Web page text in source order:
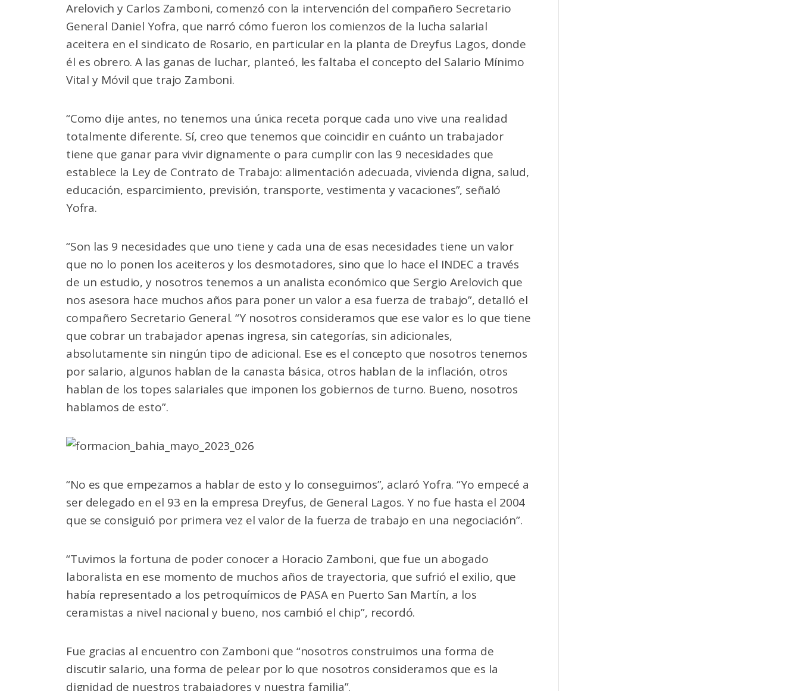
Arelovich y Carlos Zamboni, comenzó con la intervención del compañero Secretario
General Daniel Yofra, que narró cómo fueron los comienzos de la lucha salarial
aceitera en el sindicato de Rosario, en particular en la planta de Dreyfus Lagos, donde
él es obrero. A las ganas de luchar, planteó, les faltaba el concepto del Salario Mínimo
Vital y Móvil que trajo Zamboni.
“Como dije antes, no tenemos una única receta porque cada uno vive una realidad
totalmente diferente. Sí, creo que tenemos que coincidir en cuánto un trabajador
tiene que ganar para vivir dignamente o para cumplir con las 9 necesidades que
establece la Ley de Contrato de Trabajo: alimentación adecuada, vivienda digna, salud,
educación, esparcimiento, previsión, transporte, vestimenta y vacaciones”, señaló
Yofra.
“Son las 9 necesidades que uno tiene y cada una de esas necesidades tiene un valor
que no lo ponen los aceiteros y los desmotadores, sino que lo hace el INDEC a través
de un estudio, y nosotros tenemos a un analista económico que Sergio Arelovich que
nos asesora hace muchos años para poner un valor a esa fuerza de trabajo”, detalló el
compañero Secretario General. “Y nosotros consideramos que ese valor es lo que tiene
que cobrar un trabajador apenas ingresa, sin categorías, sin adicionales,
absolutamente sin ningún tipo de adicional. Ese es el concepto que nosotros tenemos
por salario, algunos hablan de la canasta básica, otros hablan de la inflación, otros
hablan de los topes salariales que imponen los gobiernos de turno. Bueno, nosotros
hablamos de esto”.
“No es que empezamos a hablar de esto y lo conseguimos”, aclaró Yofra. “Yo empecé a
ser delegado en el 93 en la empresa Dreyfus, de General Lagos. Y no fue hasta el 2004
que se consiguió por primera vez el valor de la fuerza de trabajo en una negociación”.
“Tuvimos la fortuna de poder conocer a Horacio Zamboni, que fue un abogado
laboralista en ese momento de muchos años de trayectoria, que sufrió el exilio, que
había representado a los petroquímicos de PASA en Puerto San Martín, a los
ceramistas a nivel nacional y bueno, nos cambió el chip”, recordó.
Fue gracias al encuentro con Zamboni que “nosotros construimos una forma de
discutir salario, una forma de pelear por lo que nosotros consideramos que es la
dignidad de nuestros trabajadores y nuestra familia”.